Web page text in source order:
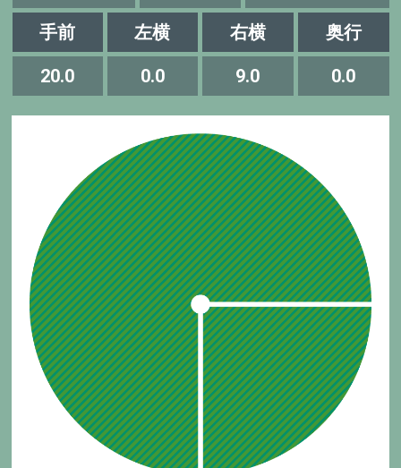
手前 左横 右横 奥行
20.0 0.0 9.0 0.0